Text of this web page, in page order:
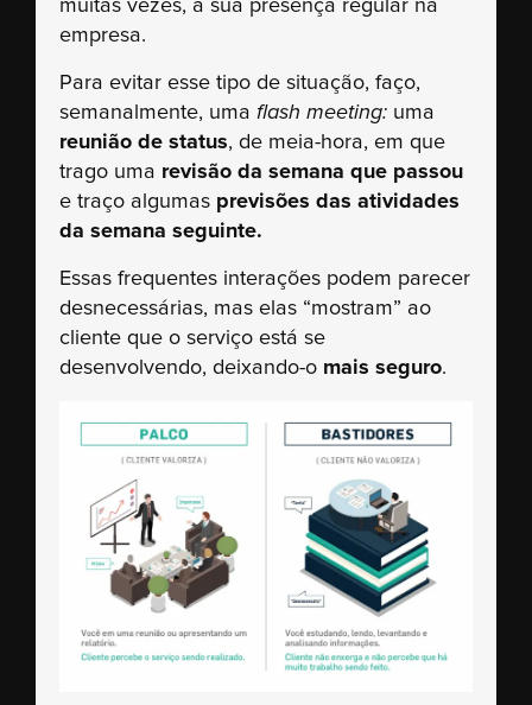
muitas vezes, a sua presença regular na
empresa.
Para evitar esse tipo de situação, faço,
semanalmente, uma flash meeting: uma
reunião de status, de meia-hora, em que
trago uma revisão da semana que passou
e traço algumas previsões das atividades
da semana seguinte.
Essas frequentes interações podem parecer
desnecessárias, mas elas “mostram” ao
cliente que o serviço está se
desenvolvendo, deixando-o mais seguro.